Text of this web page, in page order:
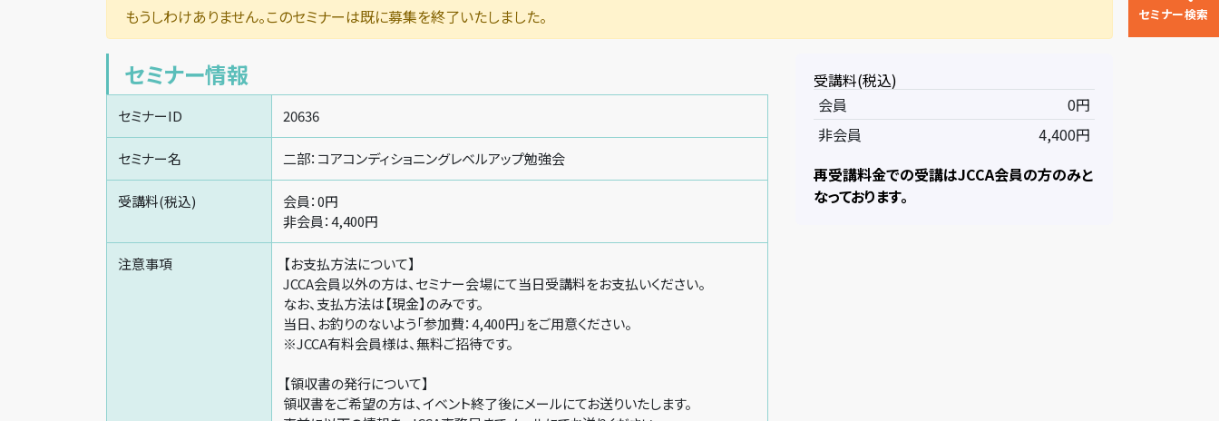
もうしわけありません。このセミナーは既に募集を終了いたしました。
セミナー情報
セミナーID 20636
セミナー名 二部：コアコンディショニングレベルアップ勉強会
受講料(税込)
会員：0円
非会員：4,400円
注意事項
【お支払方法について】
JCCA会員以外の方は、セミナー会場にて当日受講料をお支払いください。
なお、支払方法は【現金】のみです。
当日、お釣りのないよう「参加費：4,400円」をご用意ください。
※JCCA有料会員様は、無料ご招待です。
【領収書の発行について】
領収書をご希望の方は、イベント終了後にメールにてお送りいたします。
受講料(税込)
会員
0円
非会員
4,400円
再受講料金での受講はJCCA会員の方のみと
なっております。
セミナー検索